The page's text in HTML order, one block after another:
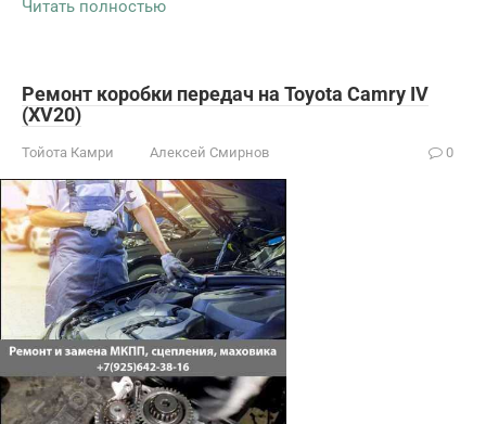
Читать полностью
Ремонт коробки передач на Toyota Camry IV
(XV20)
Тойота Камри Алексей Смирнов 0